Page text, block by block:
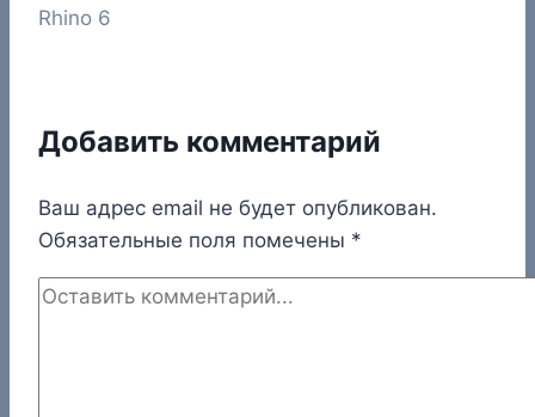
Rhino 6
Добавить комментарий
Ваш адрес email не будет опубликован.
Обязательные поля помечены *